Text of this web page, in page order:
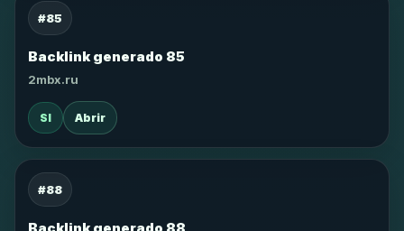
#85
Backlink generado 85
2mbx.ru
SI Abrir
#88